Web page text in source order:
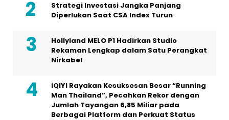
Strategi Investasi Jangka Panjang
Diperlukan Saat CSA Index Turun
Hollyland MELO P1 Hadirkan Studio
Rekaman Lengkap dalam Satu Perangkat
Nirkabel
iQIYI Rayakan Kesuksesan Besar “Running
Man Thailand”, Pecahkan Rekor dengan
Jumlah Tayangan 6,85 Miliar pada
Berbagai Platform dan Perkuat Status